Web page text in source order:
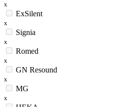
x
ExSilent
x
Signia
x
Romed
x
GN Resound
x
MG
x